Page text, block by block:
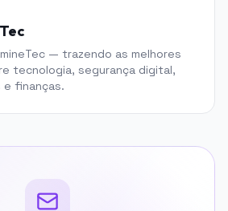
— trazendo as melhores
tecnologia, segurança digital,
e finanças.